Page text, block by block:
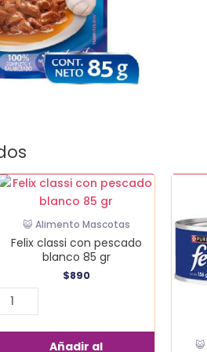
😺 Alimento Mascotas
Felix classi con pescado
blanco 85 gr
$890
pescado
cantidad
Añadir al
156